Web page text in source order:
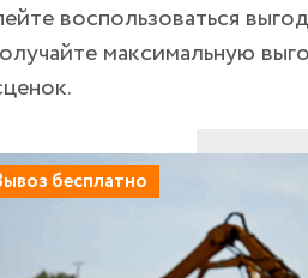
воспользоваться
максимальную
бесплатно